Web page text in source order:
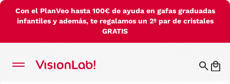
Con el PlanVeo hasta 100€ de ayuda en gafas graduadas
infantiles y además, te regalamos un 2º par de cristales
GRATIS